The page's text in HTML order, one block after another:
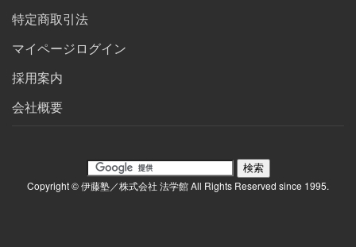
特定商取引法
マイページログイン
採用案内
会社概要
Copyright © 伊藤塾／株式会社 法学館 All Rights Reserved since 1995.